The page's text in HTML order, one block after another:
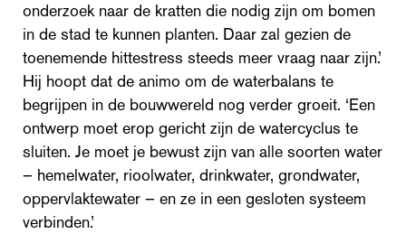
onderzoek naar de kratten die nodig zijn om bomen
in de stad te kunnen planten. Daar zal gezien de
toenemende hittestress steeds meer vraag naar zijn.’
Hij hoopt dat de animo om de waterbalans te
begrijpen in de bouwwereld nog verder groeit. ‘Een
ontwerp moet erop gericht zijn de watercyclus te
sluiten. Je moet je bewust zijn van alle soorten water
– hemelwater, rioolwater, drinkwater, grondwater,
oppervlaktewater – en ze in een gesloten systeem
verbinden.’